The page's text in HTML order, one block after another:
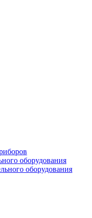
оборудования
оборудования